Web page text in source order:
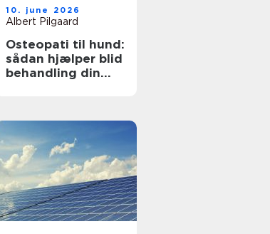
10. june 2026
Albert Pilgaard
Osteopati til hund:
sådan hjælper blid
behandling din